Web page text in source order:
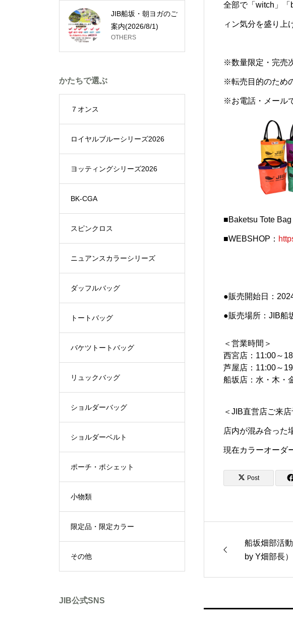
全部で「witch」「
ィン気分を盛り上
※数量限定・ 完売
※転売目的のため
※お電話・メール
■Baketsu Tote
■WEBSHOP：
●販売開始日：
●販売場所：JIB船
＜営業時間＞
西宮店：11:00～
芦屋店：11:00～
船坂店：水・木
＜JIB直営店ご来
店内が混み合った
現在カラーオーダ
Post
船坂畑部活
by Y畑部長）
JIB船坂・朝ヨガのご
案内(2026/8/1)
OTHERS
かたちで選ぶ
７オンス
ロイヤルブルーシリーズ2026
ヨッティングシリーズ2026
BK-CGA
スピンクロス
ニュアンスカラーシリーズ
ダッフルバッグ
トートバッグ
バケツトートバッグ
リュックバッグ
ショルダーバッグ
ショルダーベルト
ポーチ・ポシェット
小物類
限定品・限定カラー
その他
JIB公式SNS